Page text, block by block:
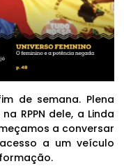
de semana. Plena
RPPN dele, a Linda
a conversar
a um veículo